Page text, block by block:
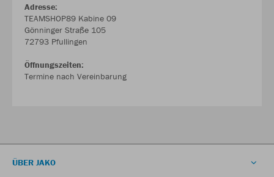
Adresse:
TEAMSHOP89 Kabine 09
Gönninger Straße 105
72793 Pfullingen
Öffnungszeiten:
Termine nach Vereinbarung
ÜBER JAKO